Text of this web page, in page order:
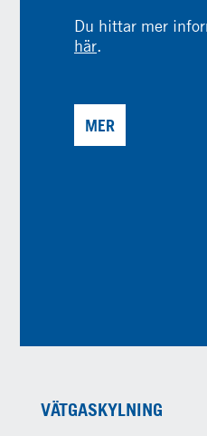
Du hittar mer
här.
MER
VÄTGASKYLNING